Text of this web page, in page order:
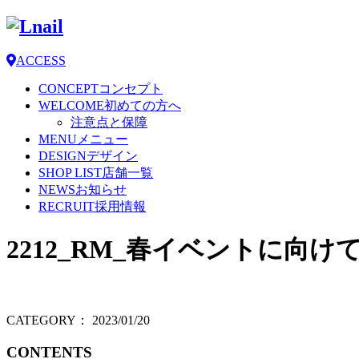
ACCESS
CONCEPTコンセプト
WELCOME初めての方へ
注意点と保障
MENU メニュー
DESIGNデザイン
SHOP LIST店舗一覧
NEWSお知らせ
RECRUIT採用情報
2212_RM_春イベントに向け
CATEGORY： 2023/01/20
CONTENTS